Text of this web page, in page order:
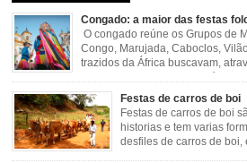
Congado: a maior das festas
O congado reúne os Grupos de
Congo, Marujada, Caboclos,
trazidos da África buscavam,
destes ritos com a religião católica, imposta aos
novas histórias que envolviam, sobretudo,
Festas de carros de boi
Festas de carros de boi
historias e tem varias
desfiles de carros de boi,